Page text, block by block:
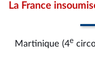
La France
Martinique (4e